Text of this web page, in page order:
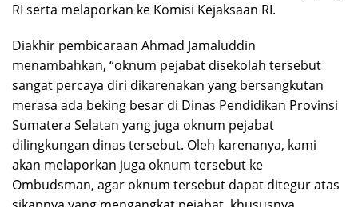
RI serta melaporkan ke Komisi Kejaksaan RI.
Diakhir pembicaraan Ahmad Jamaluddin
menambahkan, “oknum pejabat disekolah tersebut
sangat percaya diri dikarenakan yang bersangkutan
merasa ada beking besar di Dinas Pendidikan Provinsi
Sumatera Selatan yang juga oknum pejabat
dilingkungan dinas tersebut. Oleh karenanya, kami
akan melaporkan juga oknum tersebut ke
Ombudsman, agar oknum tersebut dapat ditegur atas